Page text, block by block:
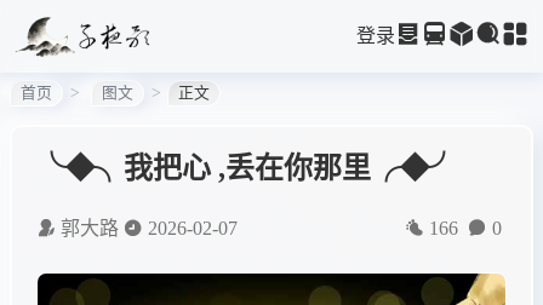
登录
首页 图文 正文
╰◆╮我把心 ,丢在你那里╭◆╯
郭大路 2026-02-07 166 0